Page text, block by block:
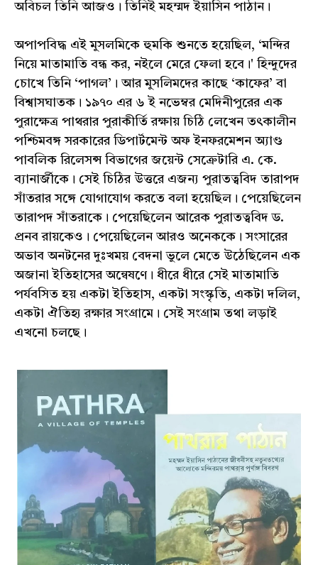
অবিচল তিনি আজও। তিনিই মহম্মদ ইয়াসিন পাঠান।
অপাপবিদ্ধ এই মুসলমিকে হুমকি শুনতে হয়েছিল, ‘মন্দির
নিয়ে মাতামাতি বন্ধ কর, নইলে মেরে ফেলা হবে।' হিন্দুদের
চোখে তিনি ‘পাগল’। আর মুসলিমদের কাছে ‘কাফের’ বা
বিশ্বাসঘাতক। ১৯৭০ এর ৬ ই নভেম্বর মেদিনীপুরের এক
পুরাক্ষেত্র পাথরার পুরাকীর্তি রক্ষায় চিঠি লেখেন তৎকালীন
পশ্চিমবঙ্গ সরকারের ডিপার্টমেন্ট অফ ইনফরমেশন অ্যাণ্ড
পাবলিক রিলেসন্স বিভাগের জয়েন্ট সেক্রেটারি এ. কে.
ব্যানার্জীকে। সেই চিঠির উত্তরে এজন্য পুরাতত্ববিদ তারাপদ
সাঁতরার সঙ্গে যোগাযোগ করতে বলা হয়েছিল। পেয়েছিলেন
তারাপদ সাঁতরাকে। পেয়েছিলেন আরেক পুরাতত্ববিদ ড.
প্রনব রায়কেও। পেয়েছিলেন আরও অনেককে। সংসারের
অভাব অনটনের দুঃখময় বেদনা ভুলে মেতে উঠেছিলেন এক
অজানা ইতিহাসের অন্বেষণে। ধীরে ধীরে সেই মাতামাতি
পর্যবসিত হয় একটা ইতিহাস, একটা সংস্কৃতি, একটা দলিল,
একটা ঐতিহ্য রক্ষার সংগ্রামে। সেই সংগ্রাম তথা লড়াই
এখনো চলছে।